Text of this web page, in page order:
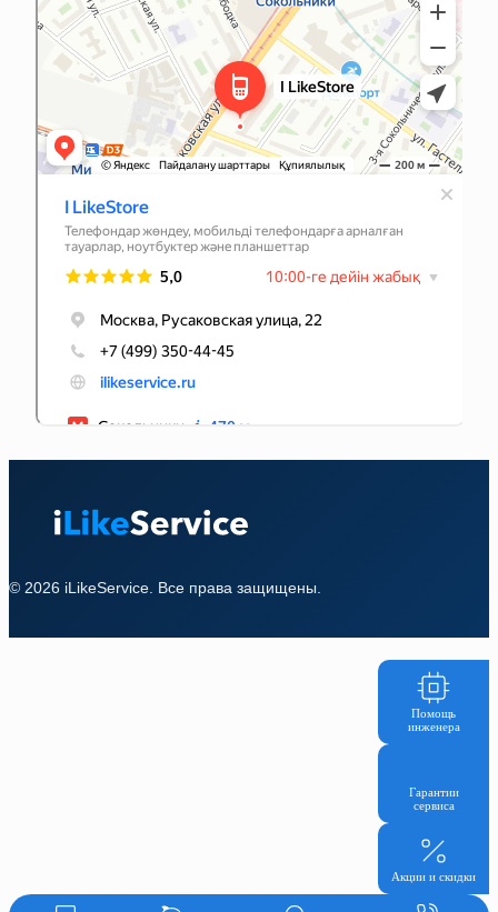
© 2026 iLikeService. Все права защищены.
Помощь
инженера
Гарантии
сервиса
Акции и скидки